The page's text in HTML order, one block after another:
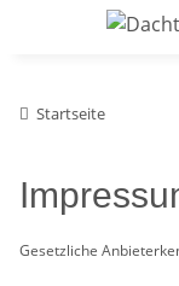
Startseite
Gesetzliche